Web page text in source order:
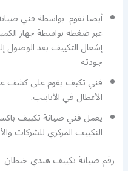
أيضا نقوم بواسطة فني
عبر ضغطه بواسطة جهاز
إشغال التكييف بعد الوصول
جودته
فني تكيف يقوم على كشف
الأعطال في الأنابيب.
يعمل فني صيانة تكييف
التكييف المركزي للشركات
رقم صيانة تكييف هندي خيطان